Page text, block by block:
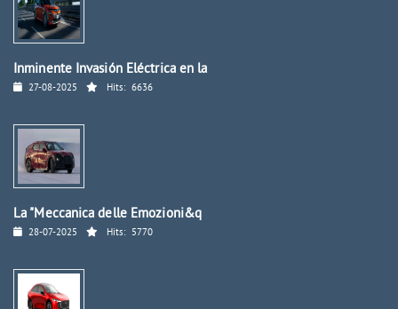
Inminente Invasión Eléctrica en la
27-08-2025 Hits: 6636
La "Meccanica delle Emozioni&q
28-07-2025 Hits: 5770